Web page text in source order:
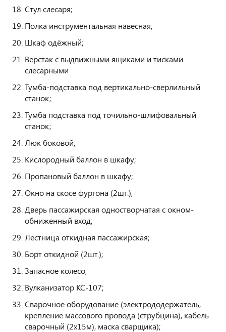
Стул слесаря;
Полка инструментальная навесная;
Шкаф одёжный;
Верстак с выдвижными ящиками и тисками
слесарными
Тумба-подставка под вертикально-сверлильный
станок;
Тумба подставка под точильно-шлифовальный
станок;
Люк боковой;
Кислородный баллон в шкафу;
Пропановый баллон в шкафу;
Окно на скосе фургона (2шт.);
Дверь пассажирская одностворчатая с окном-
обниженный вход;
Лестница откидная пассажирская;
Борт откидной (2шт.);
Запасное колесо;
Вулканизатор KC-107;
Сварочное оборудование (электрододержатель,
крепление массового провода (струбцина), кабель
сварочный (2х15м), маска сварщика);